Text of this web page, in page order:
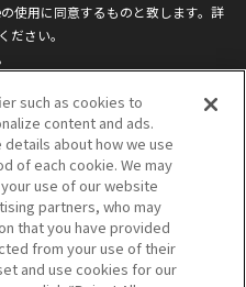
使用に同意するものと致します。詳
ださい。
Do Not Sell or Share My
Personal Information
ソーシャルメディアポリシー
お問い合わせ
such as cookies to
content and ads.
about how we use
of each cookie. We may
use of our website
partners, who may
that you have provided
from your use of their
and use cookies for our